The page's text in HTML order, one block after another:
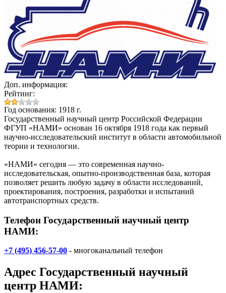
Доп. информация:
Рейтинг:
Год основания: 1918 г.
Государственный научный центр Российской Федерации
ФГУП «НАМИ» основан 16 октября 1918 года как первый
научно-исследовательский институт в области автомобильной
теории и технологии.
«НАМИ» сегодня — это современная научно-
исследовательская, опытно-производственная база, которая
позволяет решить любую задачу в области исследований,
проектирования, построения, разработки и испытаний
автотранспортных средств.
Телефон Государственный научный центр
НАМИ:
+7 (495) 456-57-00 - многоканальный телефон
Адрес Государственный научный
центр НАМИ: